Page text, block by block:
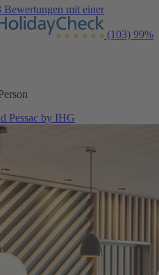
Bewertungen mit einer
(103) 99%
Pessac by IHG